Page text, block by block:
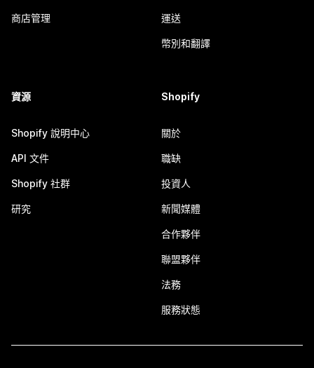
商店管理 運送
幣別和翻譯
資源
Shopify 說明中心
API 文件
Shopify 社群
研究
Shopify
關於
職缺
投資人
新聞媒體
合作夥伴
聯盟夥伴
法務
服務狀態